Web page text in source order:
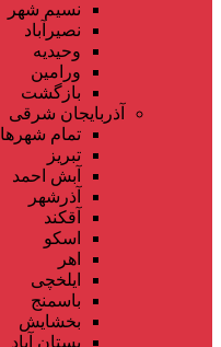
نسیم شهر
نصیرآباد
وحیدیه
ورامین
بازگشت
آذربایجان شرقی
تمام شهر‌ها
تبریز
آبش احمد
آذرشهر
آقکند
اسکو
اهر
ایلخچی
باسمنج
بخشایش
بستان آباد